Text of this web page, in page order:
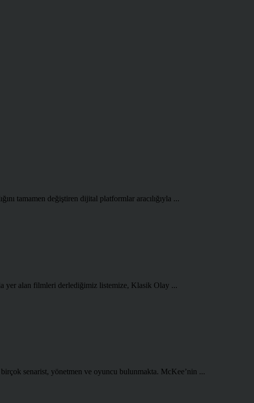
tamamen değiştiren dijital platformlar aracılığıyla ...
yer alan filmleri derlediğimiz listemize, Klasik Olay ...
birçok senarist, yönetmen ve oyuncu bulunmakta. McKee’nin ...